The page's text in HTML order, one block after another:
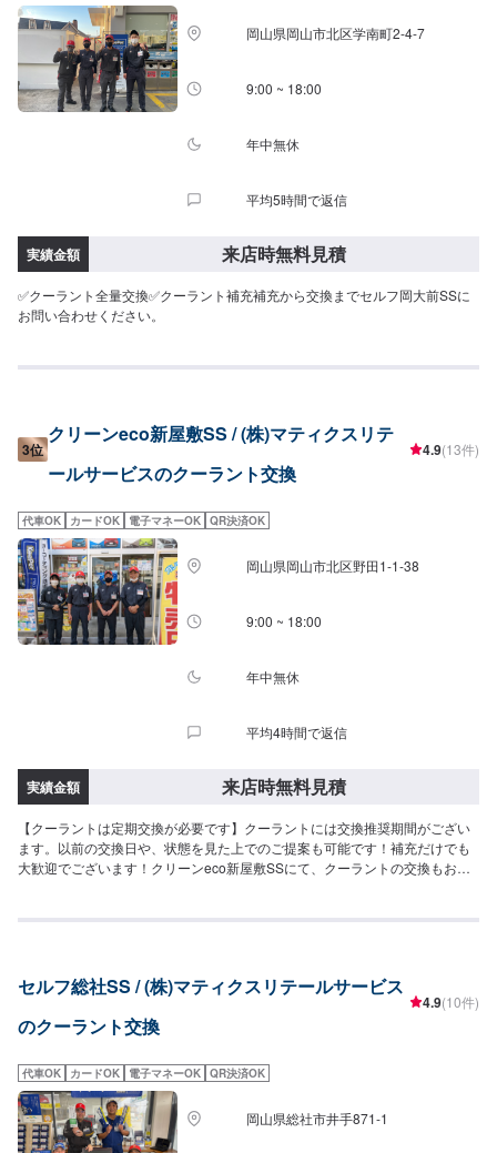
岡山県岡山市北区学南町2-4-7
9:00 ~ 18:00
年中無休
平均5時間で返信
実績金額 来店時無料見積
✅クーラント全量交換✅クーラント補充補充から交換までセルフ岡大前SSに
お問い合わせください。
3位
クリーンeco新屋敷SS / (株)マティクスリテ
ールサービスのクーラント交換
4.9(13件)
代車OK カードOK 電子マネーOK QR決済OK
岡山県岡山市北区野田1-1-38
9:00 ~ 18:00
年中無休
平均4時間で返信
実績金額 来店時無料見積
【クーラントは定期交換が必要です】クーラントには交換推奨期間がござい
ます。以前の交換日や、状態を見た上でのご提案も可能です！補充だけでも
大歓迎でございます！クリーンeco新屋敷SSにて、クーラントの交換もお気
たらすぐご相談くださいませ。
セルフ総社SS / (株)マティクスリテールサービス
のクーラント交換
4.9(10件)
代車OK カードOK 電子マネーOK QR決済OK
岡山県総社市井手871-1